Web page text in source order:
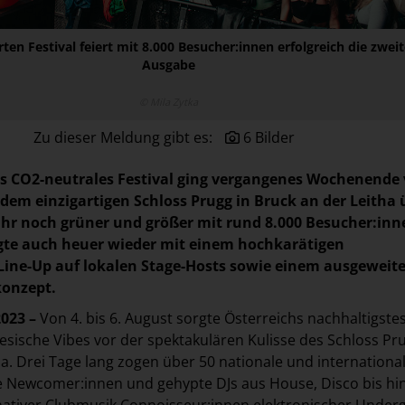
Festival feiert mit 8.000 Besucher:innen erfolgreich die
Ausgabe
Zu dieser Meldung gibt es: 6 Bilder
CO2-neutrales Festival ging vergangenes Wochenende
einzigartigen Schloss Prugg in Bruck an der Leitha
noch grüner und größer mit rund 8.000
auch heuer wieder mit einem hochkarätigen
Up auf lokalen Stage-Hosts sowie einem
– Von 4. bis 6. August sorgte Österreichs
Vibes vor der spektakulären Kulisse des Schloss
Drei Tage lang zogen über 50 nationale und
und gehypte DJs aus House, Disco bis